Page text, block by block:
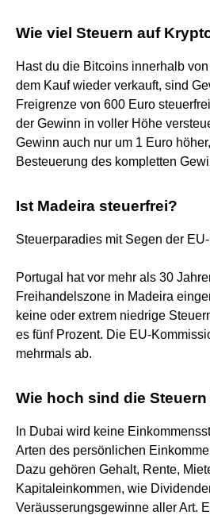
Wie viel Steuern auf
Hast du die Bitcoins innerhalb
dem Kauf wieder verkauft, sind
Freigrenze von 600 Euro
der Gewinn in voller Höhe
Gewinn auch nur um 1 Euro
Besteuerung des kompletten
Ist Madeira steuerfrei?
Steuerparadies mit Segen der
Portugal hat vor mehr als 30
Freihandelszone in Madeira
keine oder extrem niedrige
es fünf Prozent. Die EU-
mehrmals ab.
Wie hoch sind die
In Dubai wird keine
Arten des persönlichen
Dazu gehören Gehalt, Rente,
Kapitaleinkommen, wie
Veräusserungsgewinne aller Art.